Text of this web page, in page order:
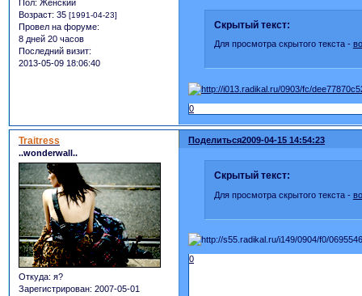
Пол: Женский
Возраст: 35 [1991-04-23]
Провел на форуме:
8 дней 20 часов
Последний визит:
2013-05-09 18:06:40
Скрытый текст:
Для просмотра скрытого текста -
0
Поделиться2009-04-15 14:54:23
Traitress
..wonderwall..
Откуда: я?
Зарегистрирован: 2007-05-01
Скрытый текст:
Для просмотра скрытого текста -
0